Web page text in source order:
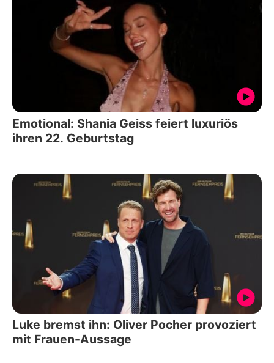
Emotional: Shania Geiss feiert luxuriös
ihren 22. Geburtstag
Luke bremst ihn: Oliver Pocher provoziert
mit Frauen-Aussage